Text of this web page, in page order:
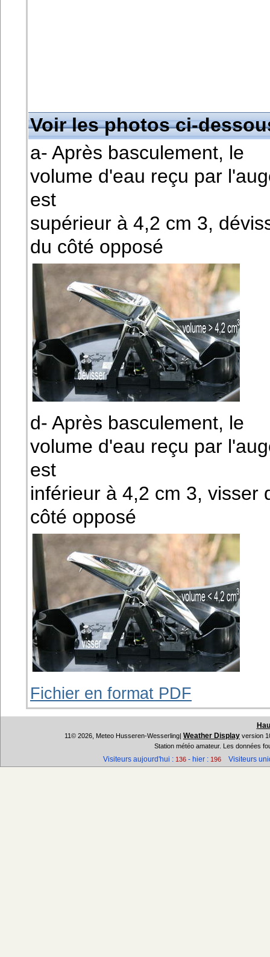
Voir les photos ci-
a- Après basculement, le
volume d'eau reçu par
est
supérieur à 4,2 cm 3,
du côté opposé
d- Après basculement, le
volume d'eau reçu par
est
inférieur à 4,2 cm 3, visser
côté opposé
Fichier en format PDF
11© 2026, Meteo Husseren-Wesserling| Weather Display version
Station météo amateur. Les données
Visiteurs aujourd'hui : 136 - hier : 196 Visiteurs